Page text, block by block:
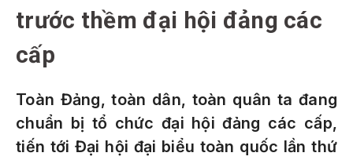
trước thềm đại hội đảng các
cấp
Toàn Đảng, toàn dân, toàn quân ta đang
chuẩn bị tổ chức đại hội đảng các cấp,
tiến tới Đại hội đại biểu toàn quốc lần thứ